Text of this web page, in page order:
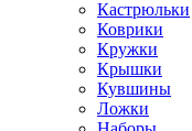
Кастрюльки
Коврики
Кружки
Крышки
Кувшины
Ложки